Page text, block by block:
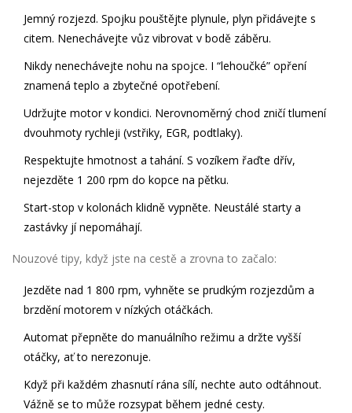
Jemný rozjezd. Spojku pouštějte plynule, plyn přidávejte s
citem. Nenechávejte vůz vibrovat v bodě záběru.
Nikdy nenechávejte nohu na spojce. I “lehoučké” opření
znamená teplo a zbytečné opotřebení.
Udržujte motor v kondici. Nerovnoměrný chod zničí tlumení
dvouhmoty rychleji (vstřiky, EGR, podtlaky).
Respektujte hmotnost a tahání. S vozíkem řaďte dřív,
nejezděte 1 200 rpm do kopce na pětku.
Start-stop v kolonách klidně vypněte. Neustálé starty a
zastávky jí nepomáhají.
Nouzové tipy, když jste na cestě a zrovna to začalo:
Jezděte nad 1 800 rpm, vyhněte se prudkým rozjezdům a
brzdění motorem v nízkých otáčkách.
Automat přepněte do manuálního režimu a držte vyšší
otáčky, ať to nerezonuje.
Když při každém zhasnutí rána sílí, nechte auto odtáhnout.
Vážně se to může rozsypat během jedné cesty.